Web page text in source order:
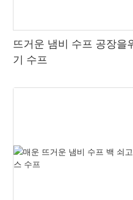
뜨거운 냄비 수프 공장을
기 수프